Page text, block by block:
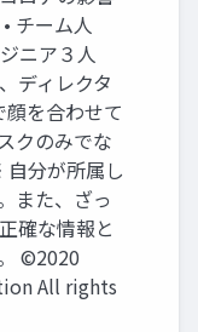
チーム⼈
ニア３⼈
ディレクタ
顔を合わせて
クのみでな
分が所属し
また、ざっ
確な情報と
©2020
All rights